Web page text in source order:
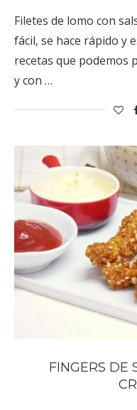
Filetes de lomo con
fácil, se hace rápido y
recetas que podemos
y con …
FINGERS DE